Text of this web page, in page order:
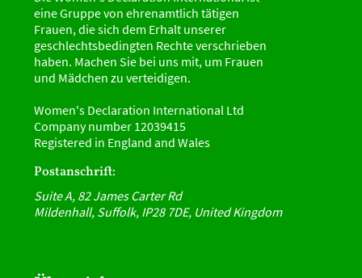
eine Gruppe von ehrenamtlich tätigen
Frauen, die sich dem Erhalt unserer
geschlechtsbedingten Rechte verschrieben
haben. Machen Sie bei uns mit, um Frauen
und Mädchen zu verteidigen.
Women's Declaration International Ltd
Company number 12039415
Registered in England and Wales
Postanschrift:
Suite A, 82 James Carter Rd
Mildenhall, Suffolk, IP28 7DE, United Kingdom